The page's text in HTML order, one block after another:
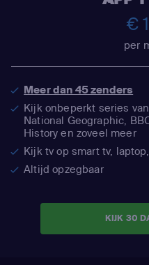
€
per
Meer dan 45 zenders
Kijk onbeperkt series
National Geographic,
History en zoveel meer
Kijk tv op smart tv,
Altijd opzegbaar
KIJK 30